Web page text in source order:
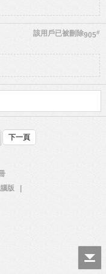
905#
該用戶已被刪除
下一頁
版